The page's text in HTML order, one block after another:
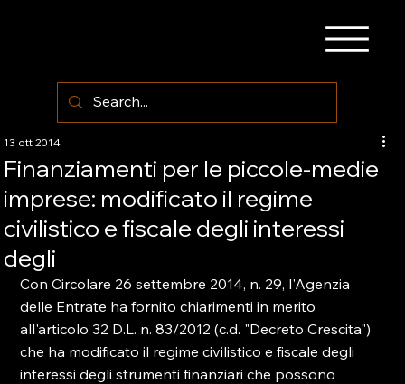
Finanziamenti per le piccole-medie
imprese: modificato il regime
civilistico e fiscale degli interessi
degli
13 ott 2014
Con Circolare 26 settembre 2014, n. 29, l'Agenzia
delle Entrate ha fornito chiarimenti in merito
all'articolo 32 D.L. n. 83/2012 (c.d. "Decreto Crescita")
che ha modificato il regime civilistico e fiscale degli
interessi degli strumenti finanziari che possono